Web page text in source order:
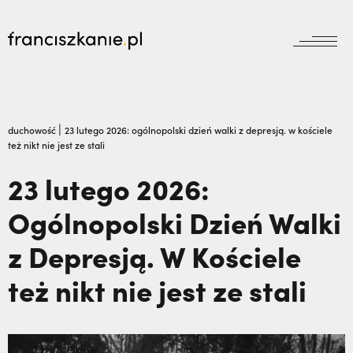
jubileusz
wydarzenia
dokumenty
biblioteka
prowincja
wydarzenia
prowincja
powołanie
dzieła
misje
zakon
bracia mniejsi
reguła i życie
franciszek
duchowość
księgarnia
wesprzyj
kontakt
Wyszukiwarka
najczęściej wyszukiwane
Kalwaria Pacławska zaprasza na Wielki
Odpust.,Nigdy nie przestać ufać (Mt 14, 22-
duchowość | 23 lutego 2026: ogólnopolski dzień walki z depresją. w kościele
też nikt nie jest ze stali
23 lutego 2026:
Ogólnopolski Dzień Walki
z Depresją. W Kościele
też nikt nie jest ze stali